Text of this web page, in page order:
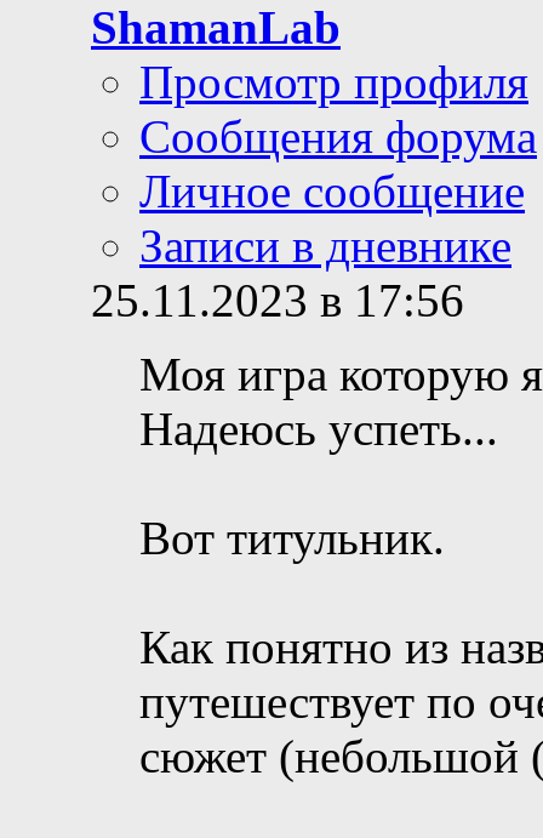
ShamanLab
Просмотр профиля
Сообщения форума
Личное сообщение
Записи в дневнике
25.11.2023 в 17:56
Моя игра которую
Надеюсь успеть...
Вот титульник.
Как понятно из
путешествует по
сюжет (небольшой